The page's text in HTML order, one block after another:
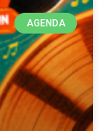
AGENDA